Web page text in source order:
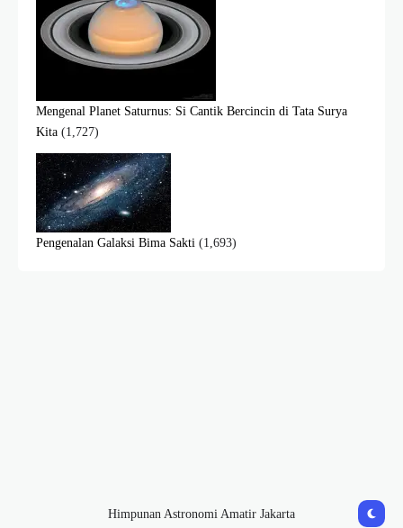
Mengenal Planet Saturnus: Si Cantik Bercincin di Tata Surya
Kita (1,727)
Pengenalan Galaksi Bima Sakti (1,693)
Himpunan Astronomi Amatir Jakarta